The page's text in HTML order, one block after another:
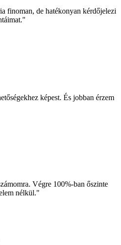
finoman, de hatékonyan kérdőjelezi
"
képest. És jobban érzem
Végre 100%-ban őszinte
nélkül."